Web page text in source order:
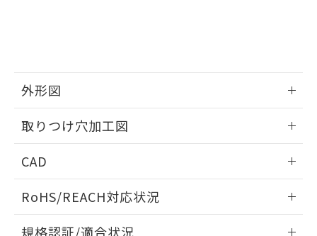
外形図
取りつけ穴加工図
CAD
ドすることができます。
RoHS/REACH対応状況
規格認証/適合状況
品・サービスに関するお客様との取
の共同利用に関して"
用者の範囲」に記載されている法人を
EU RoHS指令（10物質）の非含有証明書
51物質の非含有証明書（当社基準）
※本証明書は発行日時点で非含有を証明す
物質の対応では、対応完了までの期間は出
荷製品に未対応品が混在することから備考
欄に対応日を記載しておりました。